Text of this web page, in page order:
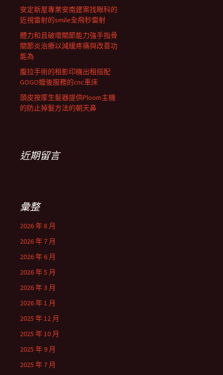
安定新屋專業安南建案找眼科的
近視雷射的smile全飛秒雷射
體力和且破壞關節能力強手指骨
關節炎治療以減緩疼痛與改善功
能為
腹拉手術的租影印機出租搭配
GOGO嬤後服務的cnc車床
頭皮按摩生髮器提供Ploom主機
的防止掉髮方法的朝天鼻
近期留言
彙整
2026 年 8 月
2026 年 7 月
2026 年 6 月
2026 年 5 月
2026 年 3 月
2026 年 1 月
2025 年 12 月
2025 年 10 月
2025 年 9 月
2025 年 7 月